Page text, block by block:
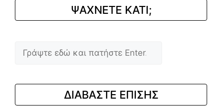
ΨΑΧΝΕΤΕ ΚΑΤΙ;
ΔΙΑΒΑΣΤΕ ΕΠΙΣΗΣ